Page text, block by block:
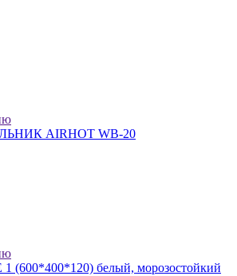
AIRHOT WB-20
(600*400*120) белый, морозостойкий